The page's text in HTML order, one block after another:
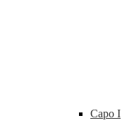
Capo I